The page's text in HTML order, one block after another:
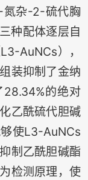
氮杂-2-硫代胸
种配体逐层自
AuNCs），
装抑制了金纳
28.34%的绝对
乙酰硫代胆碱
使L3-AuNCs
制乙酰胆碱酯
检测原理，使